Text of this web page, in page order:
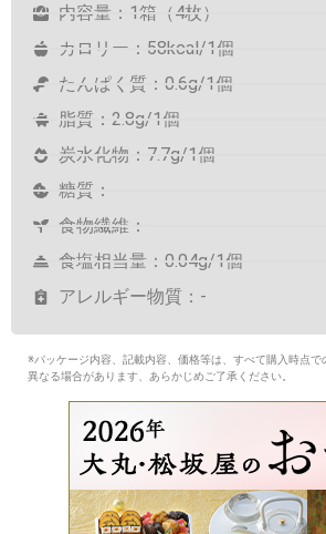
内容量：1箱（4枚）
カロリー：58kcal/1個
たんぱく質：0.6g/1個
脂質：2.8g/1個
炭水化物：7.7g/1個
糖質：-
食物繊維：-
食塩相当量：0.04g/1個
アレルギー物質：-
※パッケージ内容、記載内容、価格等は、すべて購入時点
異なる場合があります、あらかじめご了承ください。